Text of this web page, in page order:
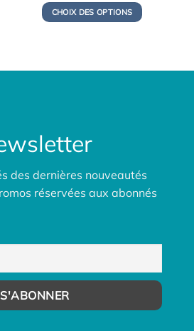
CHOIX DES OPTIONS
des dernières nouveautés
réservées aux abonnés